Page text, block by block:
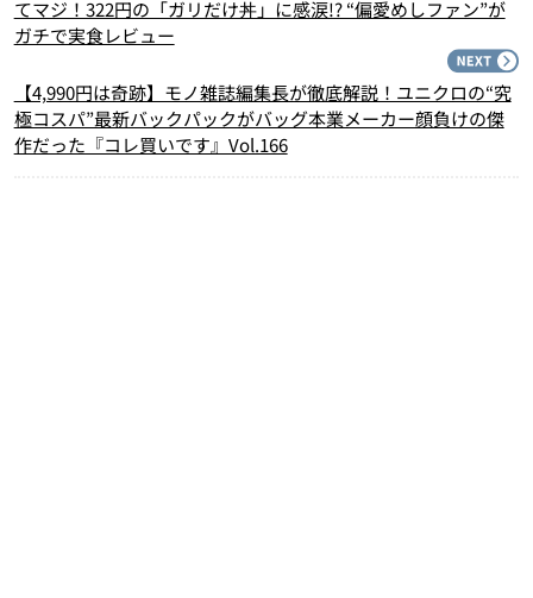
てマジ！322円の「ガリだけ丼」に感涙!? “偏愛めしファン”が
ガチで実食レビュー
【4,990円は奇跡】モノ雑誌編集長が徹底解説！ユニクロの“究
極コスパ”最新バックパックがバッグ本業メーカー顔負けの傑
作だった『コレ買いです』Vol.166